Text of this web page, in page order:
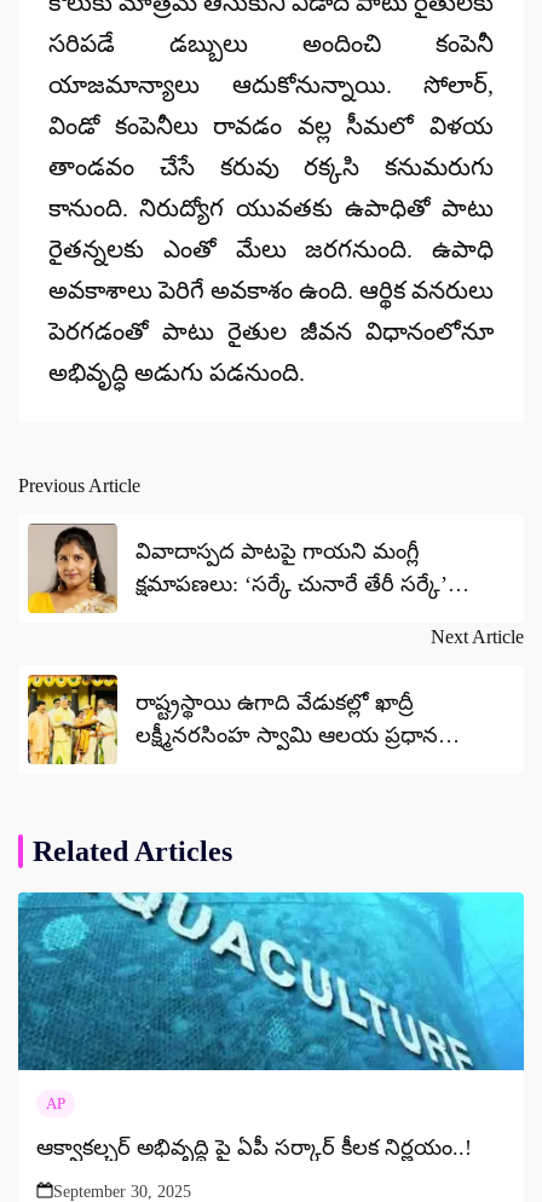
సరిపడే డబ్బులు అందించి కంపెనీ
యాజమాన్యాలు ఆదుకోనున్నాయి. సోలార్,
విండో కంపెనీలు రావడం వల్ల సీమలో విళయ
తాండవం చేసే కరువు రక్కసి కనుమరుగు
కానుంది. నిరుద్యోగ యువతకు ఉపాధితో పాటు
రైతన్నలకు ఎంతో మేలు జరగనుంది. ఉపాధి
అవకాశాలు పెరిగే అవకాశం ఉంది. ఆర్థిక వనరులు
పెరగడంతో పాటు రైతుల జీవన విధానంలోనూ
అభివృద్ధి అడుగు పడనుంది.
Post
navigation
Previous Article
వివాదాస్పద పాటపై గాయని మంగ్లీ
క్షమాపణలు: ‘సర్కే చునారే తేరీ సర్కే’
Next Article
రాష్ట్రస్థాయి ఉగాది వేడుకల్లో ఖాద్రీ
లక్ష్మీనరసింహ స్వామి ఆలయ ప్రధాన
Related Articles
AP
ఆక్వాకల్చర్ అభివృద్ధి పై ఏపీ సర్కార్ కీలక నిర్ణయం..!
September 30, 2025